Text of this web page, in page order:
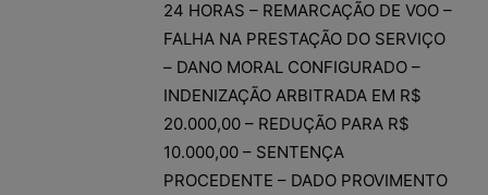
24 HORAS – REMARCAÇÃO DE VOO –
FALHA NA PRESTAÇÃO DO SERVIÇO
– DANO MORAL CONFIGURADO –
INDENIZAÇÃO ARBITRADA EM R$
20.000,00 – REDUÇÃO PARA R$
10.000,00 – SENTENÇA
PROCEDENTE – DADO PROVIMENTO